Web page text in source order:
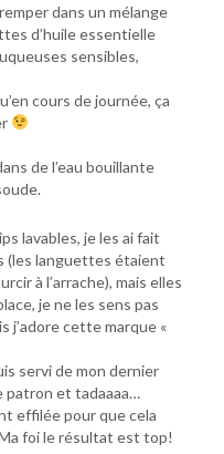
dans un mélange
d’huile essentielle
sensibles,
cours de journée, ça
de l’eau bouillante
lavables, je les ai fait
(les languettes étaient
à l’arrache), mais elles
je ne les sens pas
j’adore cette marque «
servi de mon dernier
patron et tadaaaa…
effilée pour que cela
foi le résultat est top!